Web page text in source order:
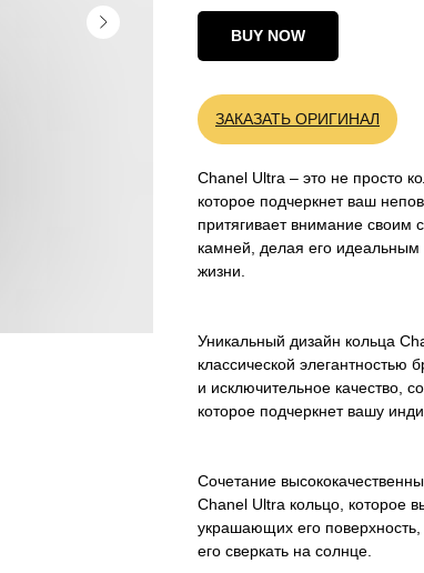
BUY NOW
ЗАКАЗАТЬ ОРИГИНАЛ
Chanel Ultra – это не просто
которое подчеркнет ваш
притягивает внимание
камней, делая его
жизни.
Уникальный дизайн кольца
классической
и исключительное качество,
которое подчеркнет вашу
Сочетание
Chanel Ultra кольцо, которое
украшающих его
его сверкать на солнце.